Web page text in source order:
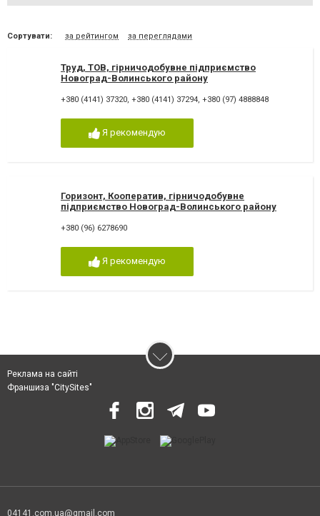
Сортувати: за рейтингом за переглядами
Труд, ТОВ, гірничодобувне підприємство
Новоград-Волинського району
+380 (4141) 37320, +380 (4141) 37294, +380 (97) 4888848
Я рекомендую
Горизонт, Кооператив, гірничодобувне
підприємство Новоград-Волинського району
+380 (96) 6278690
Я рекомендую
Реклама на сайті
Франшиза "CitySites"
04141.com.ua@gmail.com